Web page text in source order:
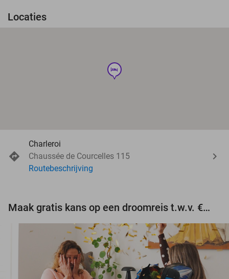
Locaties
hotel
Charleroi
Chaussée de Courcelles 115
Routebeschrijving
Maak gratis kans op een droomreis t.w.v. €3.000!